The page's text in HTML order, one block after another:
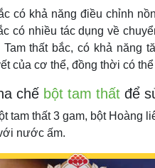
có khả năng điều chỉnh
có nhiều tác dụng về
Tam thất bắc, có khả năng
của cơ thể, đồng thời có
chế bột tam thất để
tam thất 3 gam, bột Hoàng
nước ấm.